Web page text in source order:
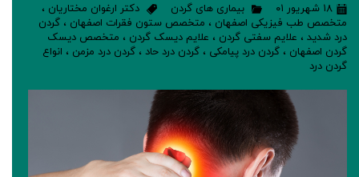
۱۸ شهریور ۰۱ بیماری های گردن دکتر ارغوان مختاریان ،
متخصص طب فیزیکی اصفهان ، متخصص ستون فقرات اصفهان ، گردن
درد شدید ، علایم سفتی گردن ، علایم دیسک گردن ، متخصص دیسک
گردن اصفهان ، گردن درد پیامکی ، گردن درد حاد ، گردن درد مزمن ، انواع
گردن درد